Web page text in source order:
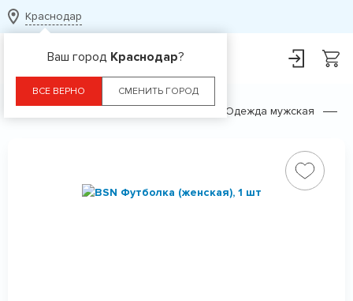
Краснодар
Ваш город Краснодар?
ВСЕ ВЕРНО СМЕНИТЬ ГОРОД
Одежда мужская